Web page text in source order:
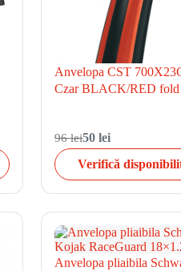
Anvelopa CST
Czar BLACK/RED fold
96 lei50 lei
Verifică
Anvelopa pliaibila